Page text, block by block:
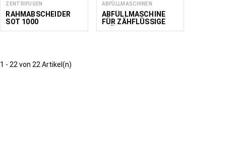
ZENTRIFUGEN
RAHMABSCHEIDER
SOT 1000
ABFÜLLMASCHINEN
ABFÜLLMASCHINE
FÜR ZÄHFLÜSSIGE
FLÜSSIGKEITEN PH
1 - 22 von 22 Artikel(n)